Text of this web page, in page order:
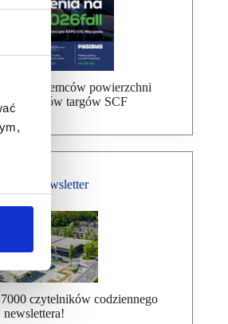
dla najemców powierzchni
uczestników targów SCF
Newsletter
czytelników codziennego
newslettera!